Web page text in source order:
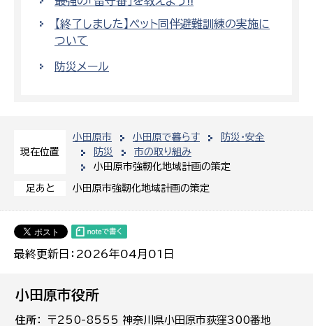
現在位置
小田原市 小田原で暮らす
防災・安全
防災
市の取り組み
小田原市強靭化地域計画の策定
足あと 小田原市強靭化地域計画の策定
最終更新日：2026年04月01日
【終了しました】ペット同伴避難訓練の実施に
ついて
防災メール
小田原市役所
住所
〒250-8555 神奈川県小田原市荻窪300番地